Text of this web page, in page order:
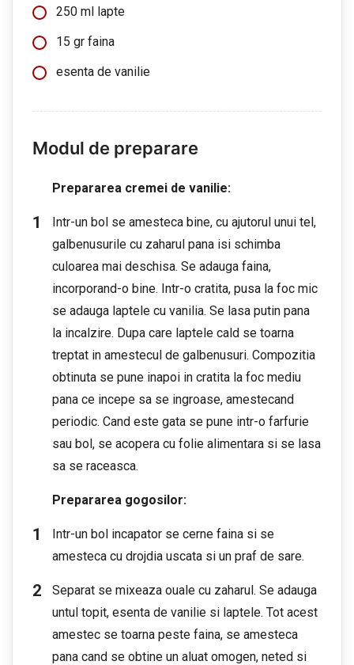
250 ml lapte
15 gr faina
esenta de vanilie
Modul de preparare
Prepararea cremei de vanilie:
Intr-un bol se amesteca bine, cu ajutorul unui tel,
galbenusurile cu zaharul pana isi schimba
culoarea mai deschisa. Se adauga faina,
incorporand-o bine. Intr-o cratita, pusa la foc mic
se adauga laptele cu vanilia. Se lasa putin pana
la incalzire. Dupa care laptele cald se toarna
treptat in amestecul de galbenusuri. Compozitia
obtinuta se pune inapoi in cratita la foc mediu
pana ce incepe sa se ingroase, amestecand
periodic. Cand este gata se pune intr-o farfurie
sau bol, se acopera cu folie alimentara si se lasa
sa se raceasca.
Prepararea gogosilor:
Intr-un bol incapator se cerne faina si se
amesteca cu drojdia uscata si un praf de sare.
Separat se mixeaza ouale cu zaharul. Se adauga
untul topit, esenta de vanilie si laptele. Tot acest
amestec se toarna peste faina, se amesteca
pana cand se obtine un aluat omogen, neted si